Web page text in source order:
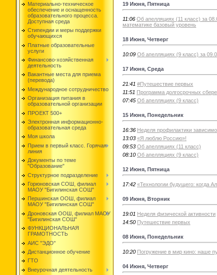
Материально-техническое
обеспечение и оснащенность
образовательного процесса.
Доступная среда
Стипендии и меры поддержки
обучающихся
Платные образовательные
услуги
Финансово-хозяйственная
деятельность
Вакантные места для приема
(перевода)
Международное сотрудничество
Организация питания в
образовательной организации
ПРОЕКТ 500+
Электронная информационно-
образовательная среда
Моя школа
Прием в первый класс. Горячая
линия
Документы по теме
"Образование"
Структурное подразделение
Горюновская СОШ, филиал
МАОУ "Бигилинская СОШ"
Першинская ООШ, филиал
МАОУ "Бигилинская СОШ"
Дроновская ООШ, филиал МАОУ
"Бигилинская СОШ"
ФУНКЦИОНАЛЬНАЯ
ГРАМОТНОСТЬ
АИС "ЭДО"
Дистанционное обучение
ГТО
Внеурочная деятельность
19 Июня, Пятница
11:06 Об апелляциях (11 класс) за
математике базовый уровень
18 Июня, Четверг
10:09 Об апелляциях (9 класс) за
17 Июня, Среда
21:41 #Путешествие первых
11:51 Программа долгосрочных
07:45 Об апелляциях (9 класс)
15 Июня, Понедельник
16:36 Неделя профилактики
13:03 «Я люблю Россию»!
09:53 Об апелляциях (11 класс)
08:10 Об апелляциях (9 класс)
12 Июня, Пятница
17:42 «Технологии будущего: когда
09 Июня, Вторник
19:01 Неделя физической активности
14:50 Путешествие первых
08 Июня, Понедельник
10:20 Погружение в мир кино: наше
04 Июня, Четверг